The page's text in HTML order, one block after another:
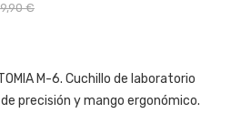
€
M-6. Cuchillo de laboratorio
precisión y mango ergonómico.